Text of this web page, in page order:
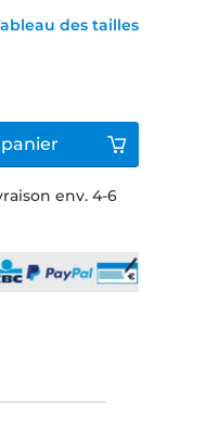
env. 4-6
des tailles